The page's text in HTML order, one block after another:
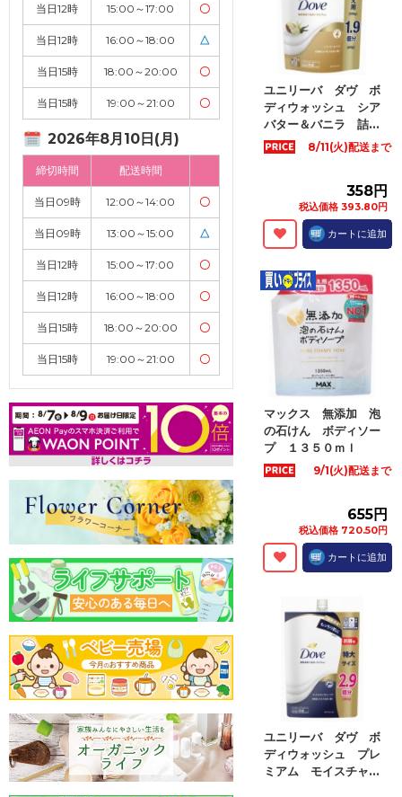
当日12時 15:00～17:00 〇
当日12時 16:00～18:00 △
当日15時 18:00～20:00 〇
当日15時 19:00～21:00 〇
2026年8月10日(月)
締切時間 配送時間
当日09時 12:00～14:00 〇
当日09時 13:00～15:00 △
当日12時 15:00～17:00 〇
当日12時 16:00～18:00 〇
当日15時 18:00～20:00 〇
当日15時 19:00～21:00 〇
ユニリーバ ダヴ ボ
ディウォッシュ シア
バター＆バニラ 詰...
8/11(火)配送まで
358円
税込価格 393.80円
カートに追加
マックス 無添加 泡
の石けん ボディソー
プ １３５０ｍｌ
9/1(火)配送まで
655円
税込価格 720.50円
カートに追加
ユニリーバ ダヴ ボ
ディウォッシュ プレ
ミアム モイスチャ...